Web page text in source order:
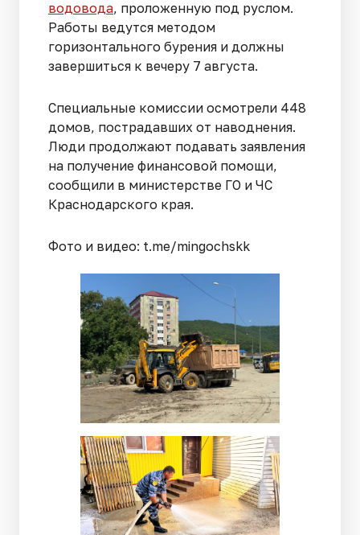
водовода, проложенную под руслом.
Работы ведутся методом
горизонтального бурения и должны
завершиться к вечеру 7 августа.
Специальные комиссии осмотрели 448
домов, пострадавших от наводнения.
Люди продолжают подавать заявления
на получение финансовой помощи,
сообщили в министерстве ГО и ЧС
Краснодарского края.
Фото и видео: t.me/mingochskk